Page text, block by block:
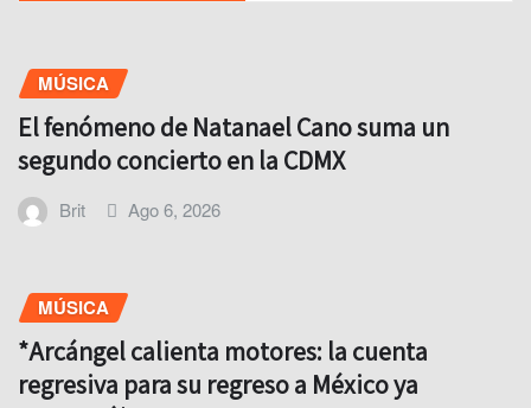
MÚSICA
El fenómeno de Natanael Cano suma un
segundo concierto en la CDMX
Brit Ago 6, 2026
MÚSICA
*Arcángel calienta motores: la cuenta
regresiva para su regreso a México ya